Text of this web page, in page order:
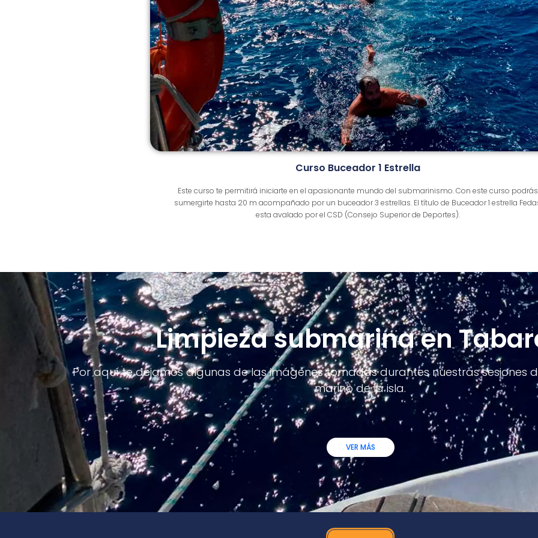
Curso Buceador 1 Estrella
Este curso te permitirá iniciarte en el apasionante mundo del submarinismo. Con este curso podrás
sumergirte hasta 20 m acompañado por un buceador 3 estrellas. El título de Buceador 1 estrella
esta avalado por el CSD (Consejo Superior de Deportes).
Limpieza submarina en
Por aquí te dejamos algunas de las imágenes tomadas durantes nuestras sesiones
marino de la isla.
VER MÁS